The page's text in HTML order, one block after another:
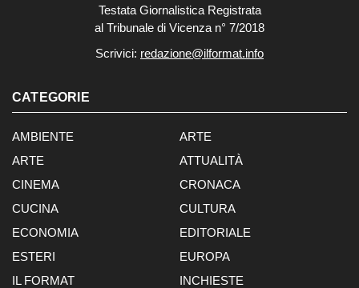
Testata Giornalistica Registrata
al Tribunale di Vicenza n° 7/2018
Scrivici: redazione@ilformat.info
CATEGORIE
AMBIENTE
ARTE
ARTE
ATTUALITÀ
CINEMA
CRONACA
CUCINA
CULTURA
ECONOMIA
EDITORIALE
ESTERI
EUROPA
IL FORMAT
INCHIESTE